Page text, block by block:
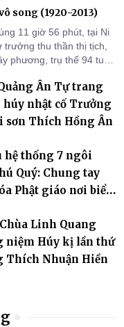
song (1920-2013)
11 giờ 56 phút, tại Ni
thu thần thị tịch,
phương, trụ thế 94 tuổi
Ân Tự trang
nhật cố Trưởng
sơn Thích Hồng Ân
hệ thống 7 ngôi
Quý: Chung tay
Phật giáo nơi biển
Linh Quang
niệm Húy kị lần thứ
Thích Nhuận Hiền